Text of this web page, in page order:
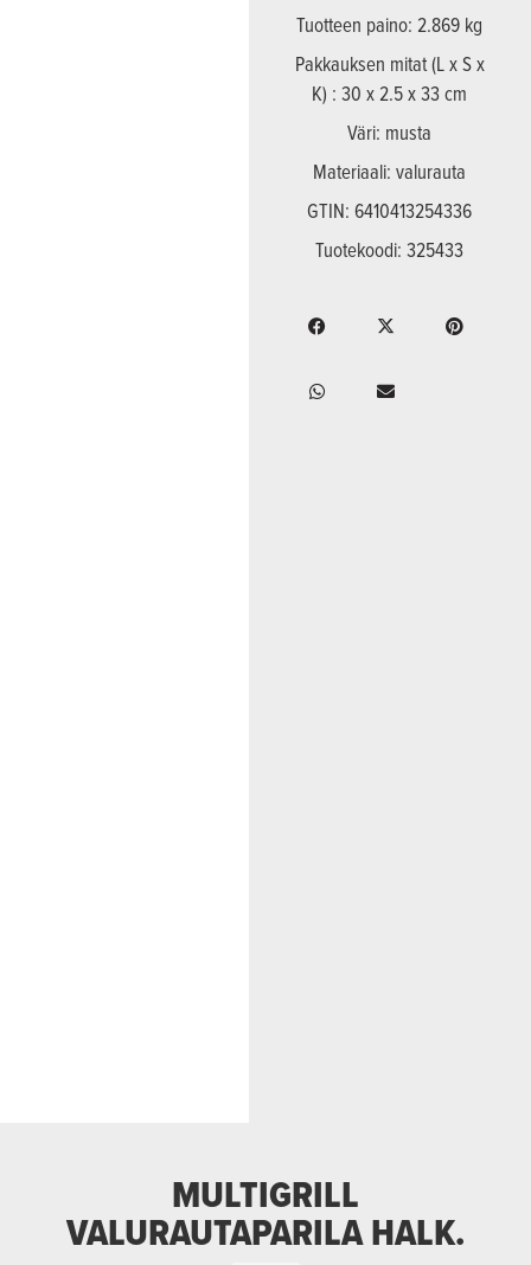
Tuotteen paino: 2.869 kg
Pakkauksen mitat (L x S x
K) : 30 x 2.5 x 33 cm
Väri: musta
Materiaali: valurauta
GTIN: 6410413254336
Tuotekoodi: 325433
MULTIGRILL
VALURAUTAPARILA HALK.